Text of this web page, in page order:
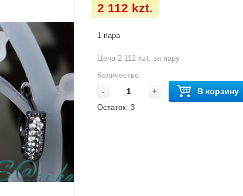
2 112 kzt.
1 пара
Цена 2 112 kzt. за пару
Количество
- + В корзину
Остаток:3